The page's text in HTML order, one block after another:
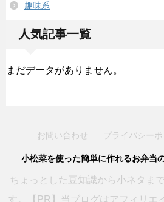
趣味系
人気記事一覧
まだデータがありません。
お問い合わせ プライバシー
小松菜を使った簡単に作れるお弁当
ちょっとした豆知識から小ネタま
す。【PR】当ブログはアフィリエ